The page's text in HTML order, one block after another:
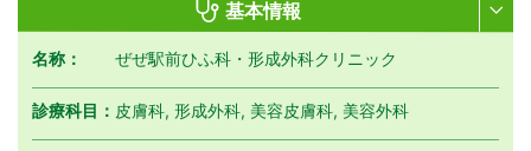
基本情報
名称： ぜぜ駅前ひふ科・形成外科クリニック
診療科目： 皮膚科, 形成外科, 美容皮膚科, 美容外科